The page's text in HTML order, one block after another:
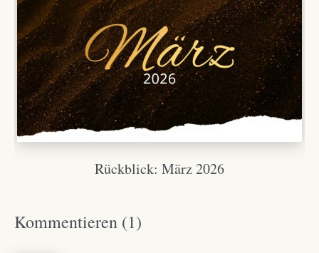
Rückblick: März 2026
Kommentieren (1)